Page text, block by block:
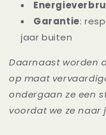
Garantie:
jaar buiten
Daarnaast worden
op maat
ondergaan ze een
voordat we ze naar